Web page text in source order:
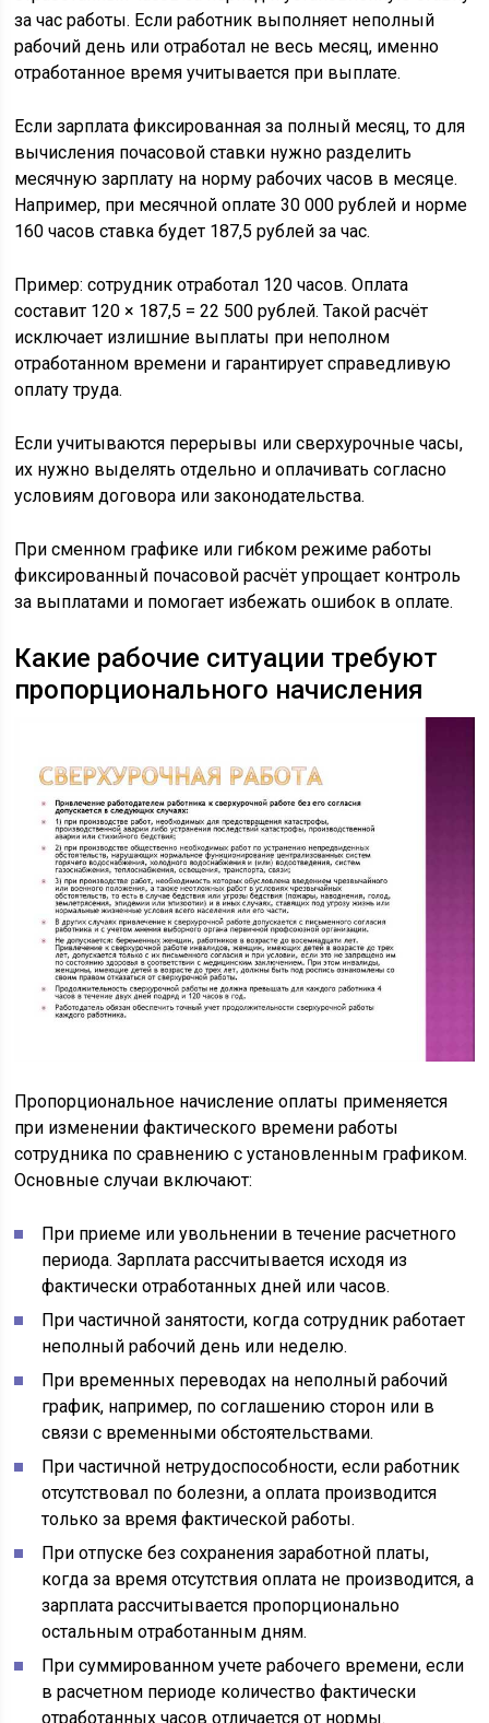
за час работы. Если работник выполняет неполный
рабочий день или отработал не весь месяц, именно
отработанное время учитывается при выплате.
Если зарплата фиксированная за полный месяц, то для
вычисления почасовой ставки нужно разделить
месячную зарплату на норму рабочих часов в месяце.
Например, при месячной оплате 30 000 рублей и норме
160 часов ставка будет 187,5 рублей за час.
Пример: сотрудник отработал 120 часов. Оплата
составит 120 × 187,5 = 22 500 рублей. Такой расчёт
исключает излишние выплаты при неполном
отработанном времени и гарантирует справедливую
оплату труда.
Если учитываются перерывы или сверхурочные часы,
их нужно выделять отдельно и оплачивать согласно
условиям договора или законодательства.
При сменном графике или гибком режиме работы
фиксированный почасовой расчёт упрощает контроль
за выплатами и помогает избежать ошибок в оплате.
Какие рабочие ситуации требуют
пропорционального начисления
Пропорциональное начисление оплаты применяется
при изменении фактического времени работы
сотрудника по сравнению с установленным графиком.
Основные случаи включают:
При приеме или увольнении в течение расчетного
периода. Зарплата рассчитывается исходя из
фактически отработанных дней или часов.
При частичной занятости, когда сотрудник работает
неполный рабочий день или неделю.
При временных переводах на неполный рабочий
график, например, по соглашению сторон или в
связи с временными обстоятельствами.
При частичной нетрудоспособности, если работник
отсутствовал по болезни, а оплата производится
только за время фактической работы.
При отпуске без сохранения заработной платы,
когда за время отсутствия оплата не производится, а
зарплата рассчитывается пропорционально
остальным отработанным дням.
При суммированном учете рабочего времени, если
в расчетном периоде количество фактически
отработанных часов отличается от нормы.